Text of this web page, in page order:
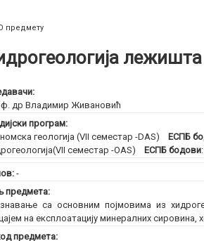
предмету
др Владимир Живановић
програм:
геологија (VII семестар -DAS)
ЕСПБ
семестар -OAS)
ЕСПБ бодови
-
предмета:
са основним појмовима из
на експлоатацију минералних
предмета: